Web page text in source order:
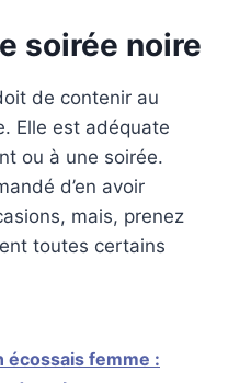
soirée noire
de contenir au
Elle est adéquate
ou à une soirée.
d’en avoir
mais, prenez
toutes certains
écossais femme :